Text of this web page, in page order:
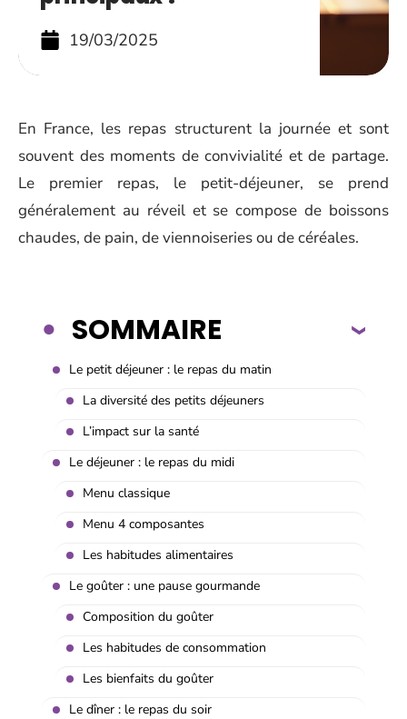
19/03/2025
En France, les repas structurent la journée et sont
souvent des moments de convivialité et de partage.
Le premier repas, le petit-déjeuner, se prend
généralement au réveil et se compose de boissons
chaudes, de pain, de viennoiseries ou de céréales.
SOMMAIRE
Le petit déjeuner : le repas du matin
La diversité des petits déjeuners
L’impact sur la santé
Le déjeuner : le repas du midi
Menu classique
Menu 4 composantes
Les habitudes alimentaires
Le goûter : une pause gourmande
Composition du goûter
Les habitudes de consommation
Les bienfaits du goûter
Le dîner : le repas du soir